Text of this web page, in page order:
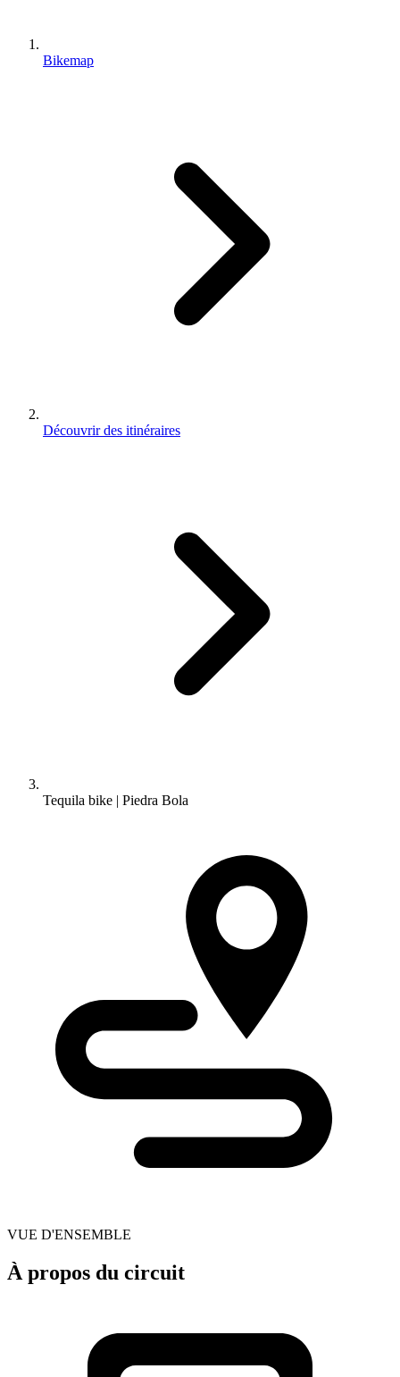
Bikemap
Découvrir des itinéraires
Tequila bike | Piedra Bola
VUE D'ENSEMBLE
À propos du circuit